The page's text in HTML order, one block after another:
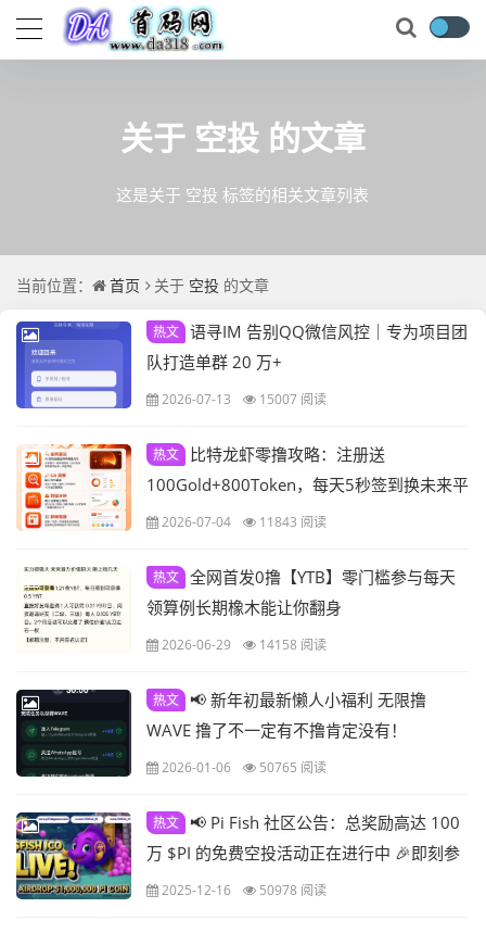
关于 空投 的文章
这是关于 空投 标签的相关文章列表
当前位置： 首页 关于 空投 的文章
热文 语寻IM 告别QQ微信风控｜专为项目团
队打造单群 20 万+
2026-07-13 15007 阅读
热文
比特龙虾零撸攻略：注册送
100Gold+800Token，每天5秒签到换未来平
台币2026-07-04 11843 阅读
热文 全网首发0撸【YTB】零门槛参与每天
领算例长期橡木能让你翻身
2026-06-29 14158 阅读
热文
📢 新年初最新懒人小福利 无限撸
WAVE 撸了不一定有不撸肯定没有！
2026-01-06 50765 阅读
热文
📢 Pi Fish 社区公告：总奖励高达 100
万 $PI 的免费空投活动正在进行中 🎉即刻参
与不要错过年末最大规模空投！
2025-12-16 50978 阅读